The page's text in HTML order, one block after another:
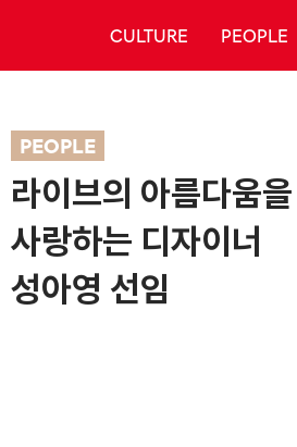
CULTURE PEOPLE
PEOPLE
라이브의 아름다움을
사랑하는 디자이너
성아영 선임